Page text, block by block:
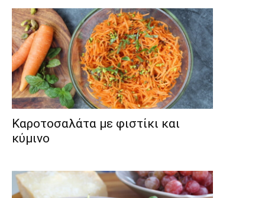
Καροτοσαλάτα με φιστίκι και
κύμινο